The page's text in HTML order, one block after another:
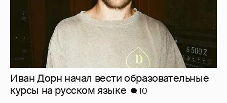
Зендая и Том Холланд сыграли "скромную"
свадьбу: абсолютная секретность и
Тимоти Шаламе с Кайли Дженнер среди
гостей
27